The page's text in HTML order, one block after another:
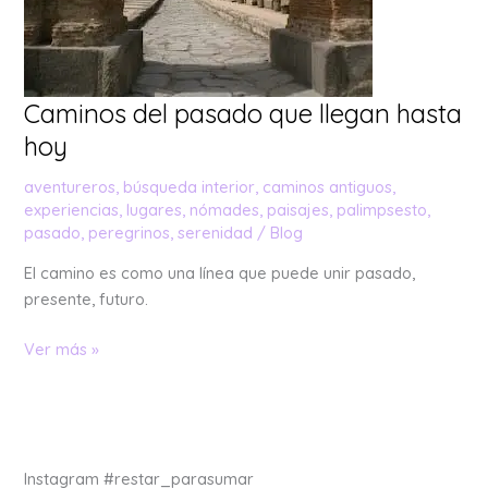
Caminos del pasado que llegan hasta
hoy
aventureros, búsqueda interior, caminos antiguos,
experiencias, lugares, nómades, paisajes, palimpsesto,
pasado, peregrinos,serenidad / Blog
El camino es como una línea que puede unir pasado,
presente, futuro.
Ver más »
Instagram #restar_parasumar